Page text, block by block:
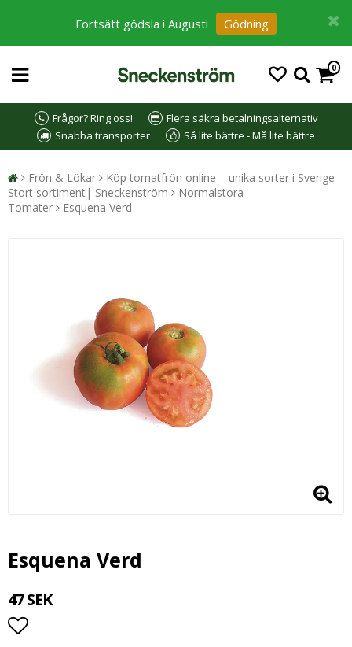
Fortsätt gödsla i Augusti Gödning
0
Frågor? Ring oss!
Flera säkra betalningsalternativ
Snabba transporter
Så lite bättre - Må lite bättre
Frön & Lökar
Köp tomatfrön online – unika sorter i Sverige -
Stort sortiment| Sneckenström
Normalstora
Tomater
Esquena Verd
Esquena Verd
47 SEK